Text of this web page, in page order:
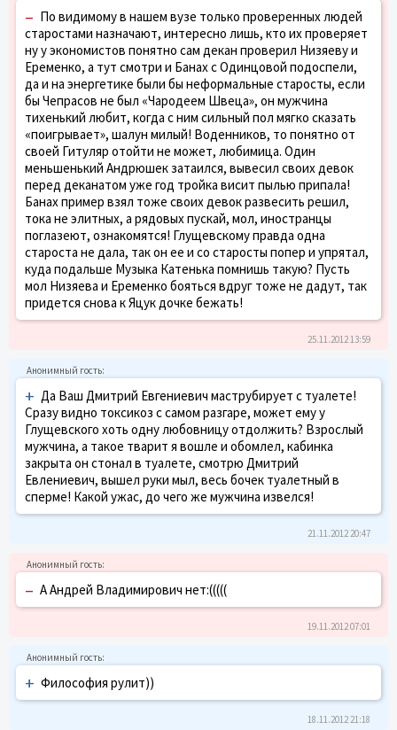
– По видимому в нашем вузе только проверенных людей
старостами назначают, интересно лишь, кто их проверяет
ну у экономистов понятно сам декан проверил Низяеву и
Еременко, а тут смотри и Банах с Одинцовой подоспели,
да и на энергетике были бы неформальные старосты, если
бы Чепрасов не был «Чародеем Швеца», он мужчина
тихенький любит, когда с ним сильный пол мягко сказать
«поигрывает», шалун милый! Воденников, то понятно от
своей Гитуляр отойти не может, любимица. Один
меньшенький Андрюшек затаился, вывесил своих девок
перед деканатом уже год тройка висит пылью припала!
Банах пример взял тоже своих девок развесить решил,
тока не элитных, а рядовых пускай, мол, иностранцы
поглазеют, ознакомятся! Глущевскому правда одна
староста не дала, так он ее и со старосты попер и упрятал,
куда подальше Музыка Катенька помнишь такую? Пусть
мол Низяева и Еременко бояться вдруг тоже не дадут, так
придется снова к Яцук дочке бежать!
25.11.2012 13:59
+ Да Ваш Дмитрий Евгениевич маструбирует с туалете!
Сразу видно токсикоз с самом разгаре, может ему у
Глущевского хоть одну любовницу отдолжить? Взрослый
мужчина, а такое тварит я вошле и обомлел, кабинка
закрыта он стонал в туалете, смотрю Дмитрий
Евлениевич, вышел руки мыл, весь бочек туалетный в
сперме! Какой ужас, до чего же мужчина извелся!
21.11.2012 20:47
– А Андрей Владимирович нет:(((((
19.11.2012 07:01
+ Философия рулит))
18.11.2012 21:18